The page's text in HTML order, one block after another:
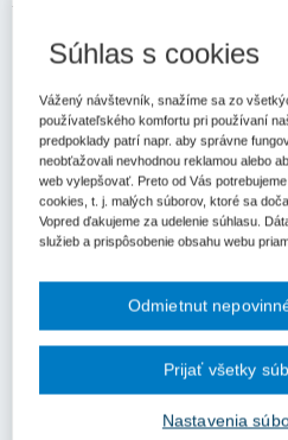
Autor: Najvyšší súd SR - senát
Obsah judikátu sa zobrazuje
užívateľom.
Odomknite si prístup k
Prístup k obsahu portálu majú
portálu. Pokiaľ ste už
demo licenciu zdarma (stačí sa
Registrácia
Súhlas s cookies
Vážený návštevník, snažíme sa zo
používateľského komfortu pri používaní
predpoklady patrí napr. aby správne
neobťažovali nevhodnou reklamou alebo
web vylepšovať. Preto od Vás
cookies, t. j. malých súborov, ktoré sa
Vopred ďakujeme za udelenie súhlasu.
služieb a prispôsobenie obsahu webu
Nastavenia
Odmietnut
Prijať všetky